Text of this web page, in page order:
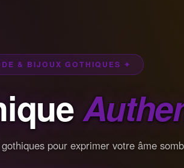
& BIJOUX GOTHIQUES ✦
pour exprimer votre âme